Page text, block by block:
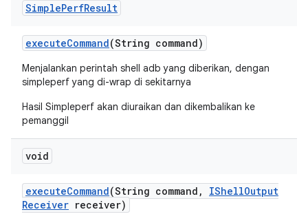
SimplePerfResult
executeCommand(String command)
Menjalankan perintah shell adb yang diberikan, dengan
simpleperf yang di-wrap di sekitarnya
Hasil Simpleperf akan diuraikan dan dikembalikan ke
pemanggil
void
executeCommand(String command , IShellOutput
Receiver receiver)